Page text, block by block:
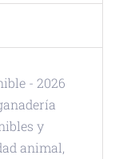
- 2026
y
animal,